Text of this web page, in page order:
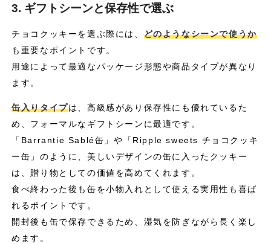
3. ギフトシーンと保存性で選ぶ
チョコクッキーを選ぶ際には、 どのようなシーンで使うか
も重要なポイントです。
用途によって最適なパッケージ形態や商品タイプが異なり
ます。
缶入りタイプは、高級感があり保存性にも優れているた
め、フォーマルなギフトシーンに最適です。
「Barrantie Sablé缶」や「Ripple sweets チョコクッキ
ー缶」のように、美しいデザインの缶に入ったクッキー
は、贈り物としての価値を高めてくれます。
食べ終わった後も缶を小物入れとして使える実用性も喜ば
れるポイントです。
開封後も缶で保存できるため、湿気を防ぎながら長く楽し
めます。